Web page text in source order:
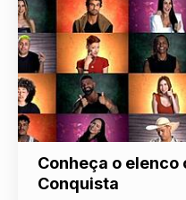
Conheça o
Conquista